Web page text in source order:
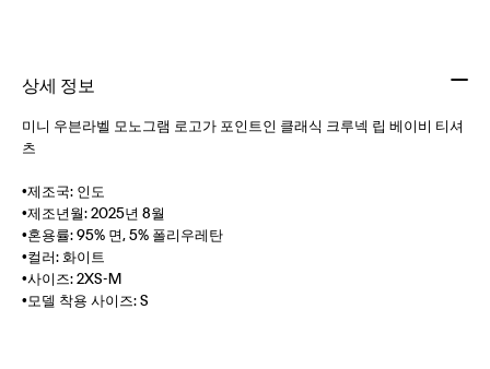
상세 정보
미니 우븐라벨 모노그램 로고가 포인트인 클래식 크루넥 립 베이비 티셔
츠
•제조국: 인도
•제조년월: 2025년 8월
•혼용률: 95% 면, 5% 폴리우레탄
•컬러: 화이트
•사이즈: 2XS-M
•모델 착용 사이즈: S